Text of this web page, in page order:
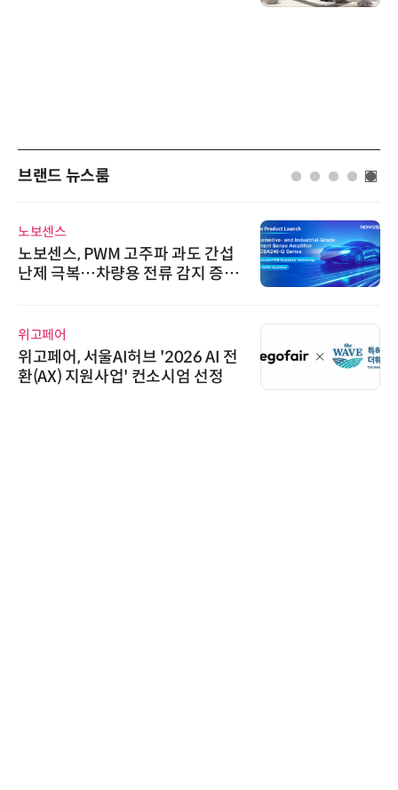
브랜드 뉴스룸
노보센스
노보센스, PWM 고주파 과도 간섭
난제 극복…차량용 전류 감지 증폭
위고페어
위고페어, 서울AI허브 '2026 AI 전
환(AX) 지원사업' 컨소시엄 선정